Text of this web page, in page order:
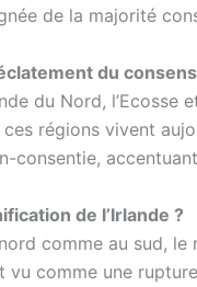
de la majorité
du
du Nord,
ces régions vivent
consentie,
de l’Irlande ?
comme au sud,
vu comme une